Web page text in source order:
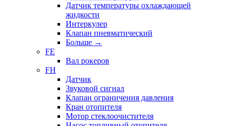
Датчик температуры охлаждающей
жидкости
Интеркулер
Клапан пневматический
Больше →
FE
Вал рокеров
FH
Датчик
Звуковой сигнал
Клапан ограничения давления
Кран отопителя
Мотор стеклоочистителя